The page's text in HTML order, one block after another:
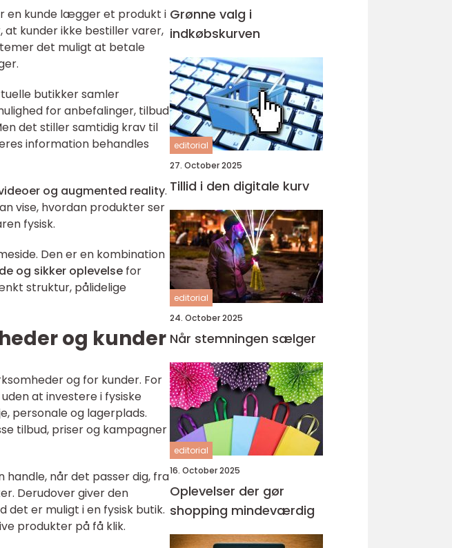
en kunde lægger et produkt i
kunder ikke bestiller varer,
det muligt at betale
butikker samler
for anbefalinger, tilbud
det stiller samtidig krav til
information behandles
og augmented reality.
vise, hvordan produkter ser
fysisk.
Den er en kombination
og sikker oplevelse for
struktur, pålidelige
og kunder
og for kunder. For
at investere i fysiske
personale og lagerplads.
tilbud, priser og kampagner
handle, når det passer dig, fra
Derudover giver den
er muligt i en fysisk butik.
produkter på få klik.
Grønne valg i
indkøbskurven
editorial
27. October 2025
Tillid i den digitale kurv
editorial
24. October 2025
Når stemningen sælger
editorial
16. October 2025
Oplevelser der gør
shopping mindeværdig